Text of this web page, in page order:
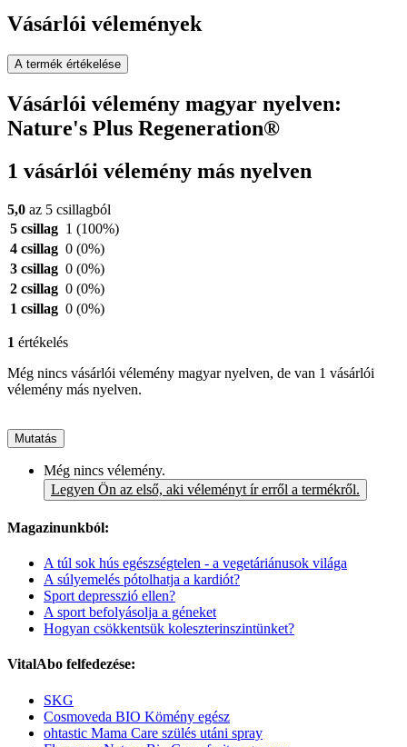
Vásárlói vélemények
A termék értékelése
Vásárlói vélemény magyar nyelven:
Nature's Plus Regeneration®
1 vásárlói vélemény más nyelven
5,0 az 5 csillagból
5 csillag 1 (100%)
4 csillag 0 (0%)
3 csillag 0 (0%)
2 csillag 0 (0%)
1 csillag 0 (0%)
1 értékelés
Még nincs vásárlói vélemény magyar nyelven, de van 1 vásárlói
vélemény más nyelven.
Mutatás
Még nincs vélemény.
Legyen Ön az első, aki véleményt ír erről a termékről.
Magazinunkból:
A túl sok hús egészségtelen - a vegetáriánusok világa
A súlyemelés pótolhatja a kardiót?
Sport depresszió ellen?
A sport befolyásolja a géneket
Hogyan csökkentsük koleszterinszintünket?
VitalAbo felfedezése:
SKG
Cosmoveda BIO Kömény egész
ohtastic Mama Care szülés utáni spray